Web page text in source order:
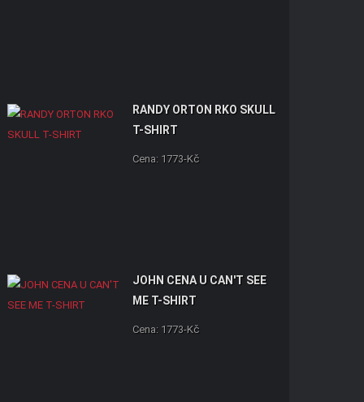
RANDY ORTON RKO SKULL
T-SHIRT
Cena: 1773-Kč
JOHN CENA U CAN'T SEE
ME T-SHIRT
Cena: 1773-Kč